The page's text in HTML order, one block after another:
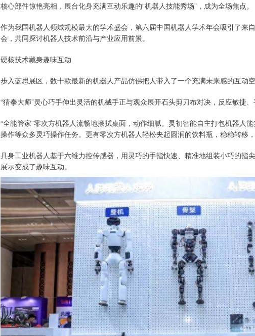
核心部件惊艳亮相，展台化身充满互动乐趣的“机器人技能秀场”，成为全场焦点。
作为我国机器人领域规模最大的学术盛会，第六届中国机器人学术年会吸引了来
会，共同探讨机器人技术前沿与产业应用前景。
硬核技术藏身趣味互动
步入蓝思展区，数十款最新的机器人产品仿佛把人带入了一个充满未来感的互动空
“猜拳大师”灵心巧手伸出灵活的机械手正与观众展开石头剪刀布对决，反应敏捷
“全能管家”零次方机器人流畅地擦拭桌面，动作细腻。灵初智能自主打包机器人
操作等众多灵巧操作任务。更有零次方机器人轻松夹起圆润的饮料瓶，稳稳转移，
具身工业机器人基于六维力控传感器，用灵巧的手指快速、精准地组装小巧的指
展示变成了趣味互动。